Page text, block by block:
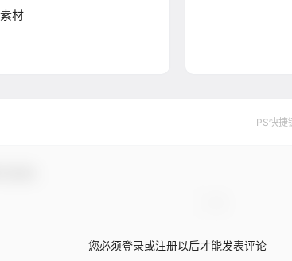
材
PS快捷
您必须登录或注册以后才能发表评论